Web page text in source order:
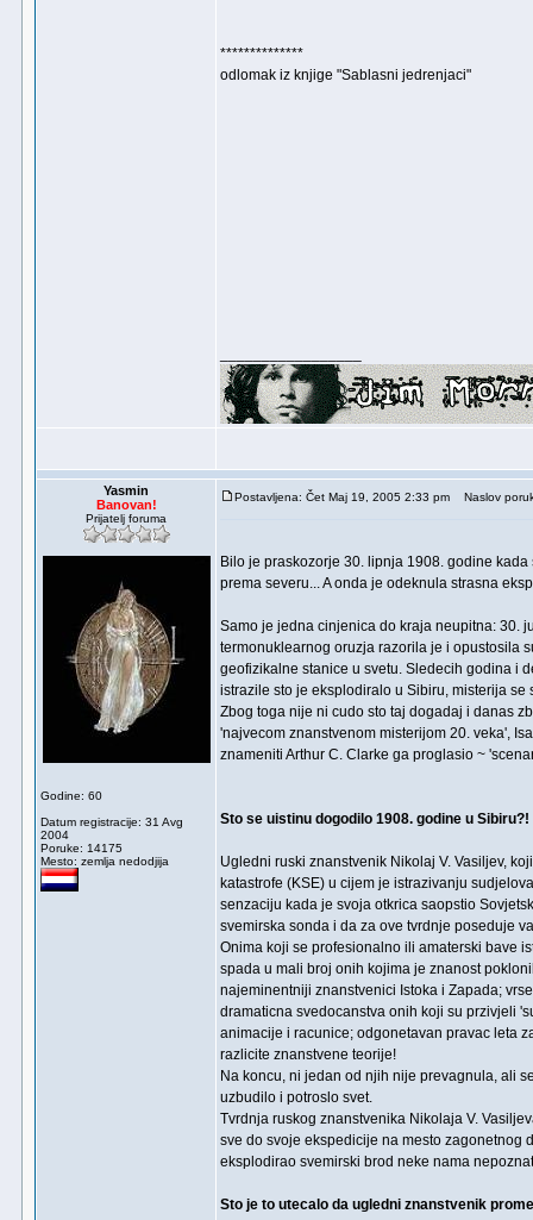
**************
odlomak iz knjige "Sablasni jedrenjaci"
Yasmin
Banovan!
Prijatelj foruma
Godine: 60
Datum registracije: 31 Avg
2004
Poruke: 14175
Mesto: zemlja nedodjija
Postavljena: Čet Maj 19, 2005 2:33 pm Naslov
Bilo je praskozorje 30. lipnja 1908. godine
prema severu... A onda je odeknula strasna
Samo je jedna cinjenica do kraja neupitna: 30.
termonuklearnog oruzja razorila je i opustosila
geofizikalne stanice u svetu. Sledecih godina i
istrazile sto je eksplodiralo u Sibiru, misterija se
Zbog toga nije ni cudo sto taj dogadaj i danas
'najvecom znanstvenom misterijom 20. veka',
znameniti Arthur C. Clarke ga proglasio ~
Sto se uistinu dogodilo 1908. godine u Sibiru?!
Ugledni ruski znanstvenik Nikolaj V. Vasiljev,
katastrofe (KSE) u cijem je istrazivanju
senzaciju kada je svoja otkrica saopstio
svemirska sonda i da za ove tvrdnje poseduje
Onima koji se profesionalno ili amaterski bave
spada u mali broj onih kojima je znanost
najeminentniji znanstvenici Istoka i Zapada;
dramaticna svedocanstva onih koji su przivjeli
animacije i racunice; odgonetavan pravac leta
razlicite znanstvene teorije!
Na koncu, ni jedan od njih nije prevagnula, ali
uzbudilo i potroslo svet.
Tvrdnja ruskog znanstvenika Nikolaja V.
sve do svoje ekspedicije na mesto
eksplodirao svemirski brod neke nama
Sto je to utecalo da ugledni znanstvenik